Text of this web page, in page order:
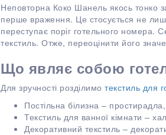
Неповторна Коко Шанель якось тонко
перше враження. Це стосується не
переступає поріг готельного номера.
текстиль. Отже, переоцінити його
Що являє собою
Для зручності розділимо текстиль для
Постільна білизна –
Текстиль для ванної кімнати –
Декоративний текстиль –